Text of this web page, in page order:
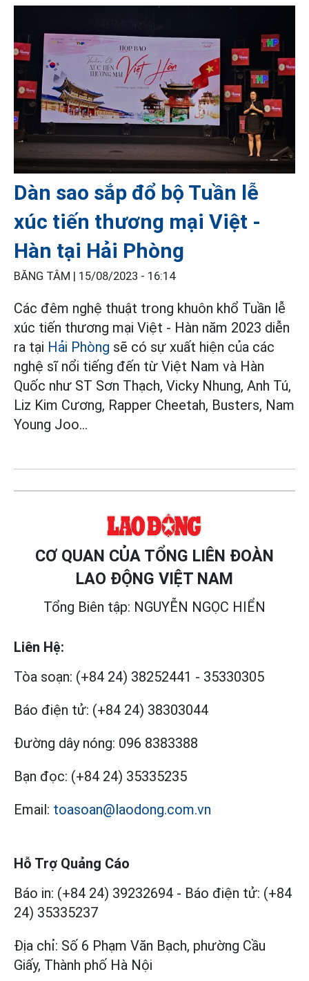
Dàn sao sắp đổ bộ Tuần lễ
xúc tiến thương mại Việt -
Hàn tại Hải Phòng
BĂNG TÂM | 15/08/2023 - 16:14
Các đêm nghệ thuật trong khuôn khổ Tuần lễ
xúc tiến thương mại Việt - Hàn năm 2023 diễn
ra tại Hải Phòng sẽ có sự xuất hiện của các
nghệ sĩ nổi tiếng đến từ Việt Nam và Hàn
Quốc như ST Sơn Thạch, Vicky Nhung, Anh Tú,
Liz Kim Cương, Rapper Cheetah, Busters, Nam
Young Joo...
CƠ QUAN CỦA TỔNG LIÊN ĐOÀN
LAO ĐỘNG VIỆT NAM
Tổng Biên tập: NGUYỄN NGỌC HIỂN
Liên Hệ:
Tòa soạn: (+84 24) 38252441 - 35330305
Báo điện tử: (+84 24) 38303044
Đường dây nóng: 096 8383388
Bạn đọc: (+84 24) 35335235
Email: toasoan@laodong.com.vn
Hỗ Trợ Quảng Cáo
Báo in: (+84 24) 39232694 - Báo điện tử: (+84
24) 35335237
Địa chỉ: Số 6 Phạm Văn Bạch, phường Cầu
Giấy, Thành phố Hà Nội